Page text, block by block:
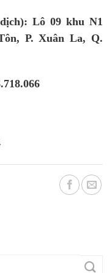
Lô 09 khu N1
P. Xuân La, Q.